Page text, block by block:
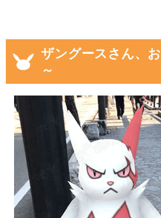
ザングースさん、
～